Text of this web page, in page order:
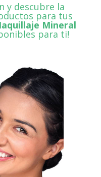
y descubre la
para tus
Mineral
para ti!